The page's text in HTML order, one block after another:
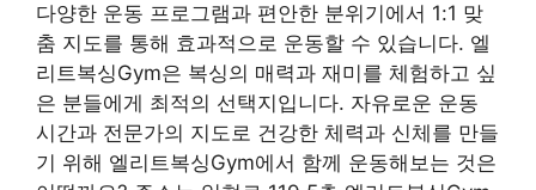
다양한 운동 프로그램과 편안한 분위기에서 1:1 맞
춤 지도를 통해 효과적으로 운동할 수 있습니다. 엘
리트복싱Gym은 복싱의 매력과 재미를 체험하고 싶
은 분들에게 최적의 선택지입니다. 자유로운 운동
시간과 전문가의 지도로 건강한 체력과 신체를 만들
기 위해 엘리트복싱Gym에서 함께 운동해보는 것은